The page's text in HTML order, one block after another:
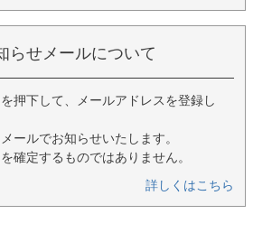
らせメールについて
押下して、メールアドレスを登録し
ールでお知らせいたします。
確定するものではありません。
詳しくはこちら